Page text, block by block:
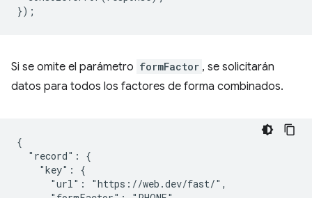
});
Si se omite el parámetro formFactor , se solicitarán
datos para todos los factores de forma combinados.
{
  "record": {
    "key": {
      "url": "https://web.dev/fast/",